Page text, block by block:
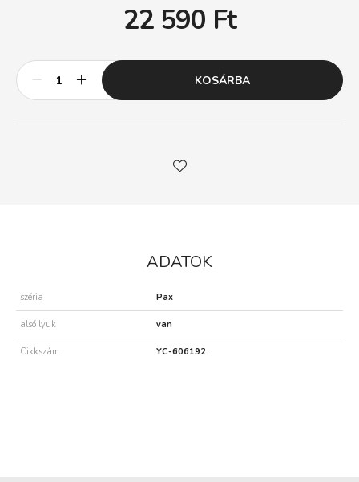
22 590 Ft
KOSÁRBA
ADATOK
széria Pax
alsó lyuk van
Cikkszám YC-606192